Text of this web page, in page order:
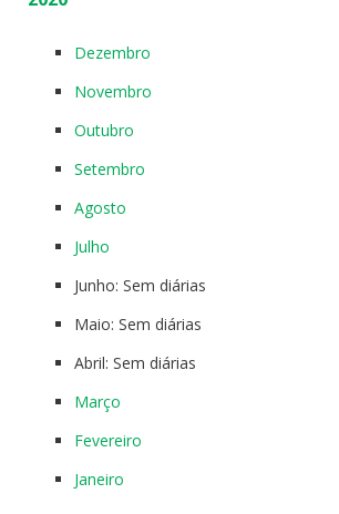
Dezembro
Novembro
Outubro
Setembro
Agosto
Julho
Junho: Sem diárias
Maio: Sem diárias
Abril: Sem diárias
Março
Fevereiro
Janeiro